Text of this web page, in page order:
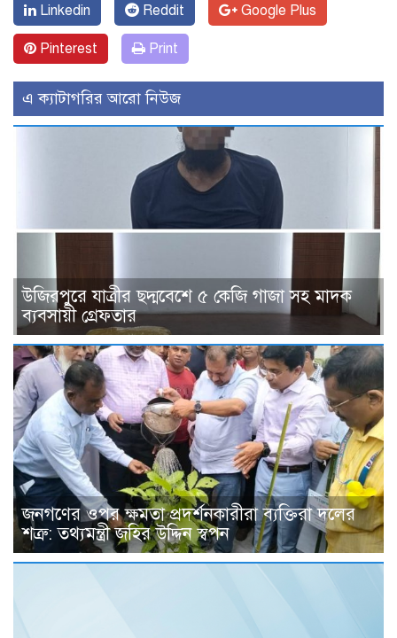
Linkedin Reddit Google Plus
Pinterest Print
এ ক্যাটাগরির আরো নিউজ
উজিরপুরে যাত্রীর ছদ্মবেশে ৫ কেজি গাজা সহ মাদক
ব্যবসায়ী গ্রেফতার
জনগণের ওপর ক্ষমতা প্রদর্শনকারীরা ব্যক্তিরা দলের
শত্রু: তথ্যমন্ত্রী জহির উদ্দিন স্বপন